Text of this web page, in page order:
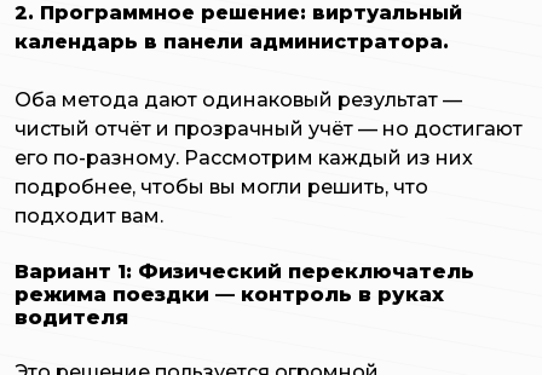
2. Программное решение: виртуальный
календарь в панели администратора.
Оба метода дают одинаковый результат —
чистый отчёт и прозрачный учёт — но достигают
его по-разному. Рассмотрим каждый из них
подробнее, чтобы вы могли решить, что
подходит вам.
Вариант 1: Физический переключатель
режима поездки — контроль в руках
водителя